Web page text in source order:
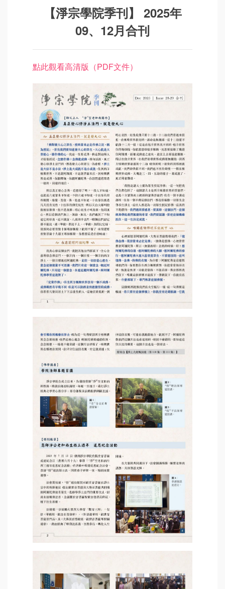
【淨宗學院季刊】 2025年
09、12月合刊
點此觀看高清版（PDF文件）